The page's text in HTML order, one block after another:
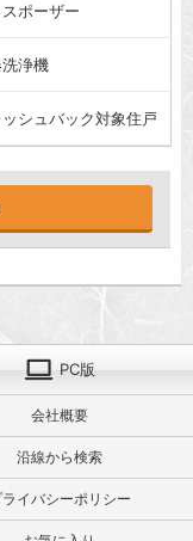
ポーザー
浄機
シュバック対象住戸
PC版
会社概要
沿線から検索
ライバシーポリシー